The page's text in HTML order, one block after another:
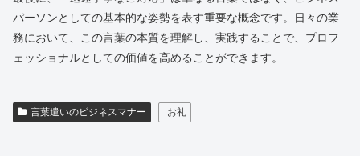
パーソンとしての基本的な姿勢を表す重要な概念です。日々の業
務において、この言葉の本質を理解し、実践することで、プロフ
ェッショナルとしての価値を高めることができます。
言葉遣いのビジネスマナー お礼